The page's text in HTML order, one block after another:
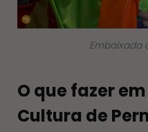
Embaixada
O que fazer
Cultura de